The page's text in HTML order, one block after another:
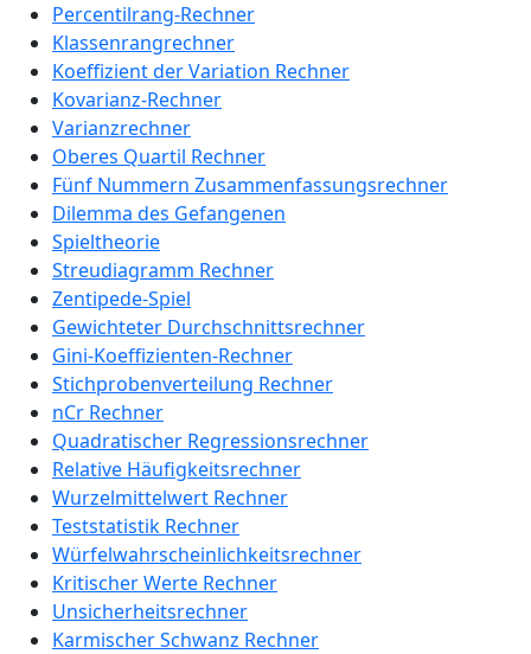
Percentilrang-Rechner
Klassenrangrechner
Koeffizient der Variation Rechner
Kovarianz-Rechner
Varianzrechner
Oberes Quartil Rechner
Fünf Nummern Zusammenfassungsrechner
Dilemma des Gefangenen
Spieltheorie
Streudiagramm Rechner
Zentipede-Spiel
Gewichteter Durchschnittsrechner
Gini-Koeffizienten-Rechner
Stichprobenverteilung Rechner
nCr Rechner
Quadratischer Regressionsrechner
Relative Häufigkeitsrechner
Wurzelmittelwert Rechner
Teststatistik Rechner
Würfelwahrscheinlichkeitsrechner
Kritischer Werte Rechner
Unsicherheitsrechner
Karmischer Schwanz Rechner